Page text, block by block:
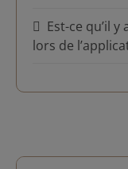
Est-ce qu’il
lors de